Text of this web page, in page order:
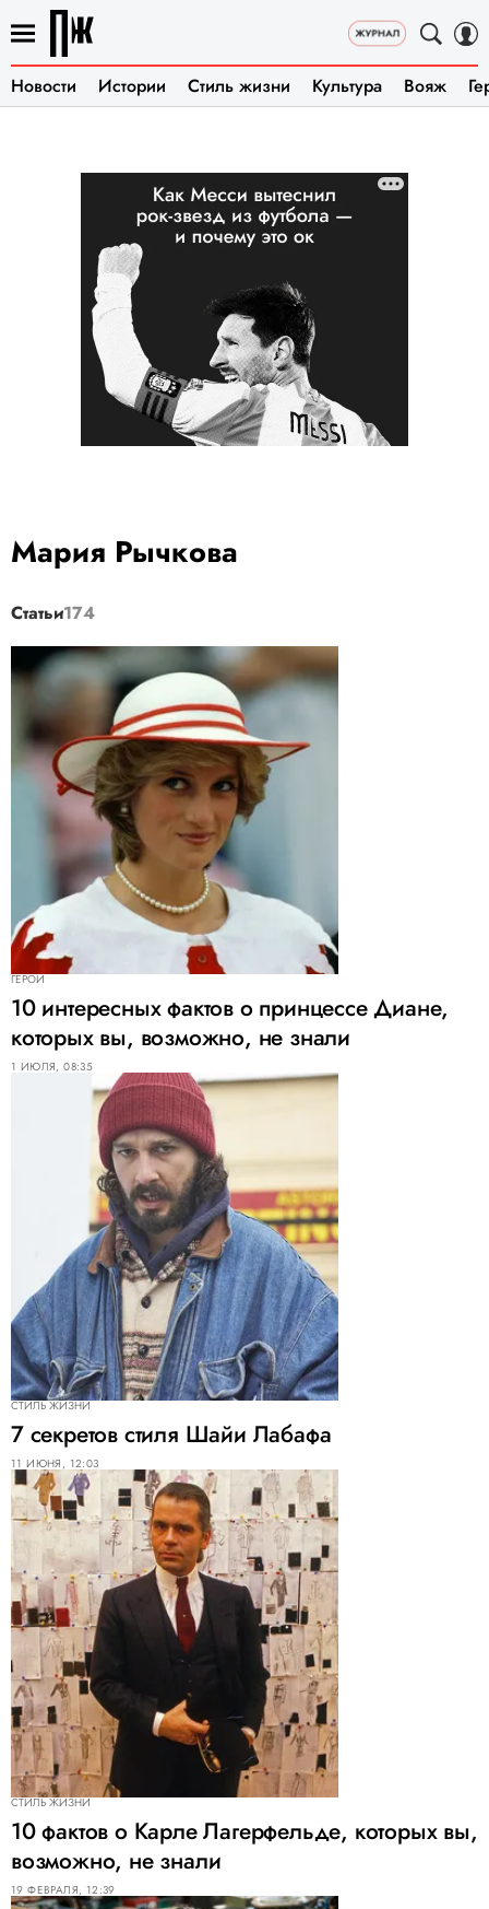
Новости Истории Стиль жизни Культура Вояж
Мария Рычкова
Статьи174
ГЕРОИ
10 интересных фактов о принцессе Диане,
которых вы, возможно, не знали
1 ИЮЛЯ, 08:35
СТИЛЬ ЖИЗНИ
7 cекретов стиля Шайи Лабафа
11 ИЮНЯ, 12:03
СТИЛЬ ЖИЗНИ
10 фактов о Карле Лагерфельде, которых вы,
возможно, не знали
19 ФЕВРАЛЯ, 12:39